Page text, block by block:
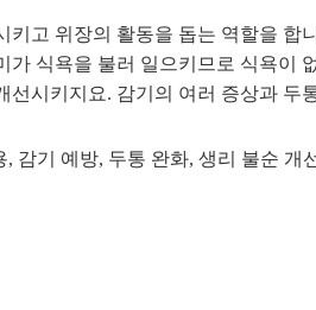
키고 위장의 활동을 돕는 역할을 합
가 식욕을 불러 일으키므로 식욕이
선시키지요. 감기의 여러 증상과 두
감기 예방, 두통 완화, 생리 불순 개